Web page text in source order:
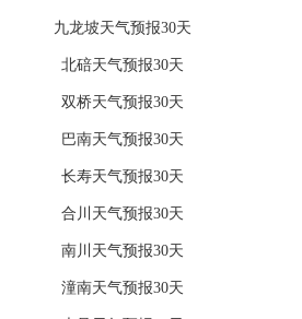
九龙坡天气预报30天
北碚天气预报30天
双桥天气预报30天
巴南天气预报30天
长寿天气预报30天
合川天气预报30天
南川天气预报30天
潼南天气预报30天